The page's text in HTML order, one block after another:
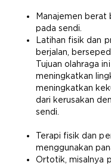
Manajemen berat
pada sendi.
Latihan fisik dan
berjalan,
Tujuan olahraga
meningkatkan
meningkatkan
dari kerusakan
sendi.
Terapi fisik dan
menggunakan
Ortotik, misalnya